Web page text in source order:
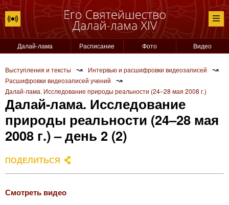
Далай-лама Расписание Фото Видео
Выступления и тексты ↝ Интервью и расшифровки видеозаписей ↝
Расшифровки видеозаписей учений ↝
Далай-лама. Исследование природы реальности (24‒28 мая 2008 г.)
Далай-лама. Исследование
природы реальности (24‒28 мая
2008 г.) ‒ день 2 (2)
ПОДЕЛИТЬСЯ
Смотреть видео